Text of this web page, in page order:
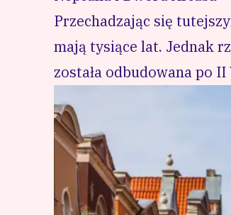
Przechadzając się
mają tysiące lat. Jednak
została odbudowana po